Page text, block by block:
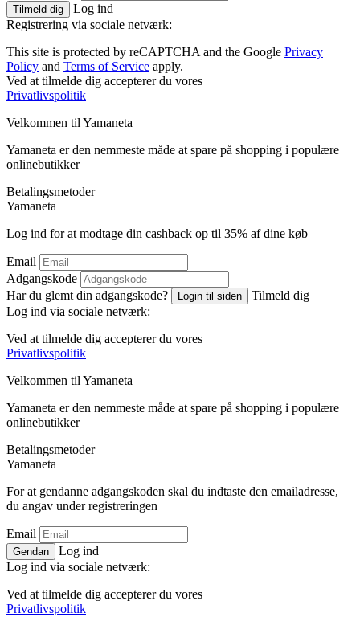
Tilmeld dig
Log ind
Registrering via sociale netværk:
This site is protected by reCAPTCHA and the Google Privacy
Policy and Terms of Service apply.
Ved at tilmelde dig accepterer du vores
Privatlivspolitik
Velkommen til Yamaneta
Yamaneta er den nemmeste måde at spare på shopping i populære
onlinebutikker
Betalingsmetoder
Yamaneta
Log ind for at modtage din cashback op til 35% af dine køb
Email
Adgangskode
Har du glemt din adgangskode?
Login til siden
Tilmeld dig
Log ind via sociale netværk:
Ved at tilmelde dig accepterer du vores
Privatlivspolitik
Velkommen til Yamaneta
Yamaneta er den nemmeste måde at spare på shopping i populære
onlinebutikker
Betalingsmetoder
Yamaneta
For at gendanne adgangskoden skal du indtaste den emailadresse,
du angav under registreringen
Email
Gendan
Log ind
Log ind via sociale netværk:
Ved at tilmelde dig accepterer du vores
Privatlivspolitik